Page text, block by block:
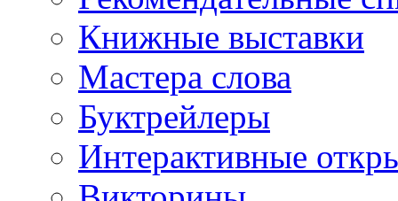
Книжные выставки
Мастера слова
Буктрейлеры
Интерактивные